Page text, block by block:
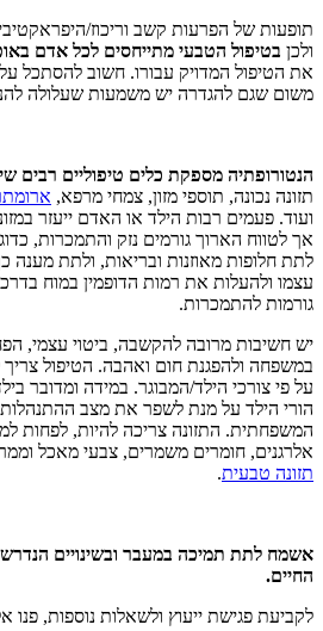
תופעות של הפרעות קשב וריכוז/
ולכן בטיפול הטבעי מתייחסים לכל אדם באופן
את הטיפול המדויק עבורו. חשוב להסתכל
משום שגם להגדרה יש משמעות שעלולה
הנטורופתיה מספקת כלים טיפוליים רבים
תזונה נכונה, תוספי מזון, צמחי מרפא,
ועוד. פעמים רבות הילד או האדם ייעזר
אך לטווח הארוך גורמים נזק והתמכרות,
לתת חלופות מאוזנות ובריאות, ולתת
עצמו ולהעלות את רמות הדופמין במוח
גורמות להתמכרות.
יש חשיבות מרובה להקשבה, ביטוי עצמי,
במשפחה ולהפגנת חום ואהבה. הטיפול צריך
על פי צורכי הילד/המבוגר. במידה ומדובר
הורי הילד על מנת לשפר את מצב
המשפחתית. התזונה צריכה להיות, לפחות
אלרגנים, חומרים משמרים, צבעי מאכל
תזונה טבעית.
אשמח לתת תמיכה במעבר ובשינויים
החיים.
לקביעת פגישת ייעוץ ולשאלות נוספות, פנו